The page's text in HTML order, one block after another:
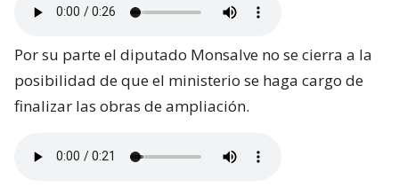
Por su parte el diputado Monsalve no se cierra a la
posibilidad de que el ministerio se haga cargo de
finalizar las obras de ampliación.